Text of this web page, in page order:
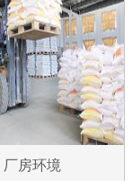
厂房环境